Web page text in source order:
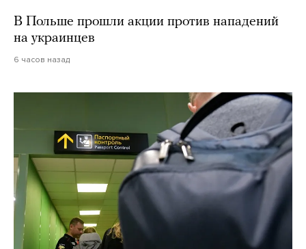
В Польше прошли акции против нападений
на украинцев
6 часов назад